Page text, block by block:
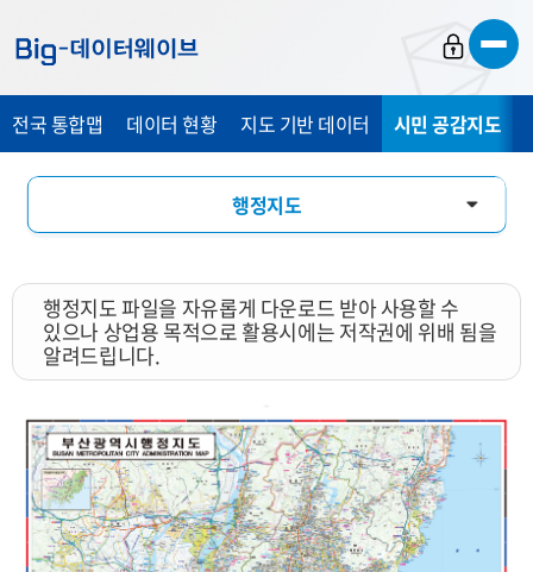
가
기
가
기
가
기
전국 통합맵 데이터 현황 지도 기반 데이터 시민 공감지도
행정지도
지도 활용 서비스
행정지도 파일을 자유롭게 다운로드 받아 사용할 수
있으나 상업용 목적으로 활용시에는 저작권에 위배 됨을
알려드립니다.